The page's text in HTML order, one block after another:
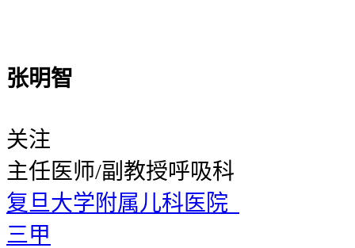
张明智
关注
主任医师/副教授呼吸科
复旦大学附属儿科医院
三甲